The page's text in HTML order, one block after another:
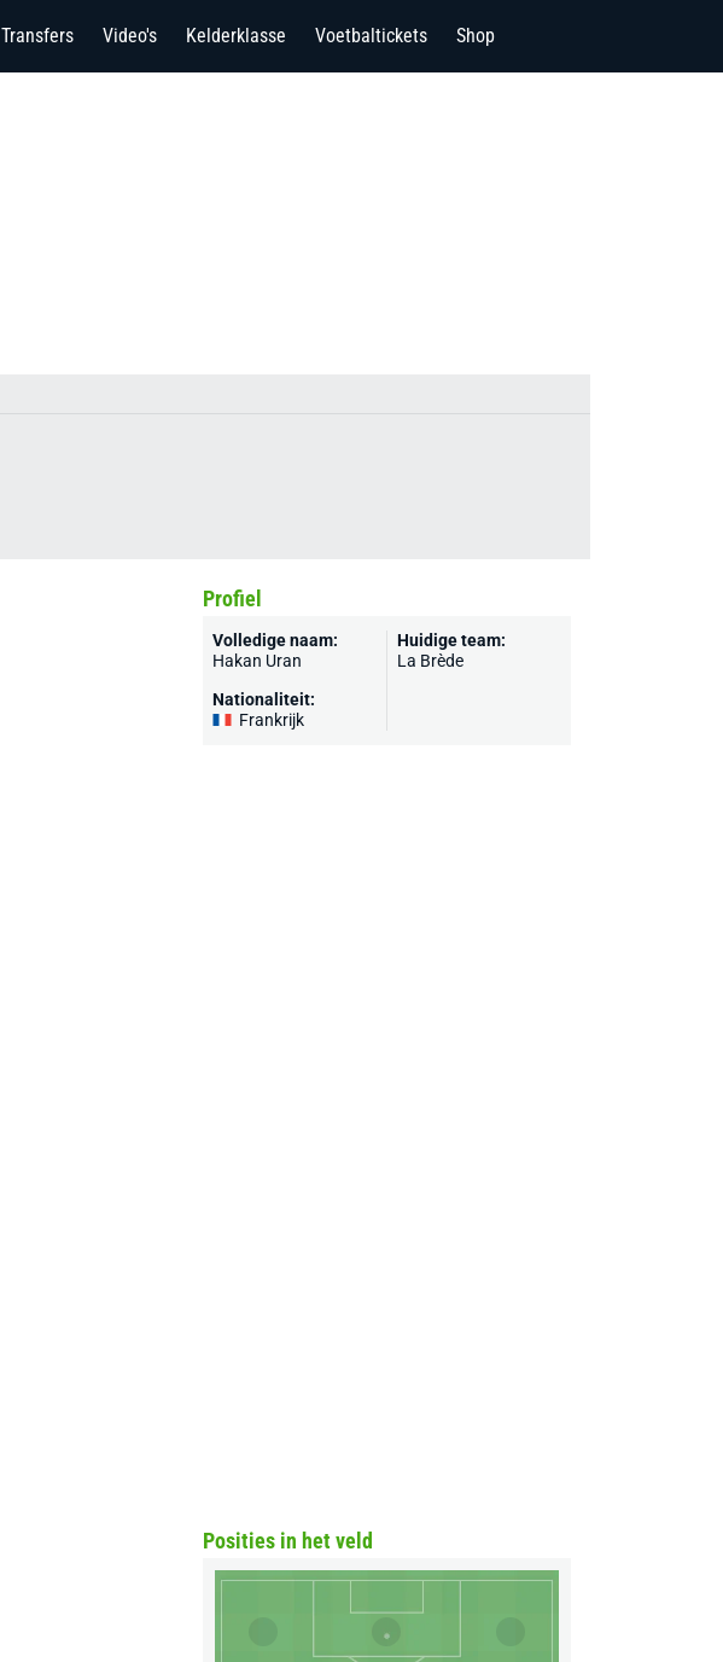
Transfers Video's Kelderklasse Voetbaltickets Shop
Profiel
Volledige naam:
Hakan Uran
Nationaliteit:
Frankrijk
Huidige team:
La Brède
Posities in het veld